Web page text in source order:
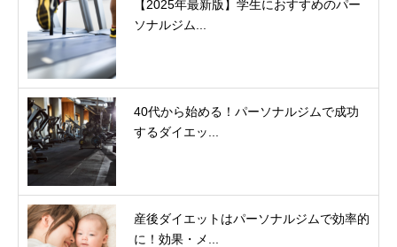
【2025年最新版】学生におすすめのパー
ソナルジム...
40代から始める！パーソナルジムで成功
するダイエッ...
産後ダイエットはパーソナルジムで効率的
に！効果・メ...